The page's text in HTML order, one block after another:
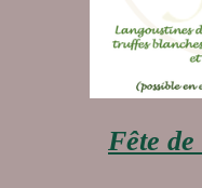
Fête